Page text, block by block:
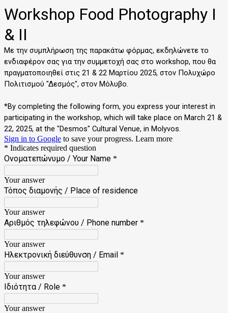
Workshop Food Photography Ι
& ΙΙ
Με την συμπλήρωση της παρακάτω φόρμας, εκδηλώνετε το
ενδιαφέρον σας για την συμμετοχή σας στο workshop, που θα
πραγματοποιηθεί στις 21 & 22 Μαρτίου 2025, στον Πολυχώρο
Πολιτισμού "Δεσμός", στον Μόλυβο.
*By completing the following form, you express your interest in
participating in the workshop, which will take place on March 21 &
22, 2025, at the "Desmos" Cultural Venue, in Molyvos.
Sign in to Google to save your progress. Learn more
* Indicates required question
Ονοματεπώνυμο / Your Name *
Your answer
Τόπος διαμονής / Place of residence
Your answer
Αριθμός τηλεφώνου / Phone number *
Your answer
Ηλεκτρονική διεύθυνση / Email *
Your answer
Ιδιότητα / Role *
Your answer